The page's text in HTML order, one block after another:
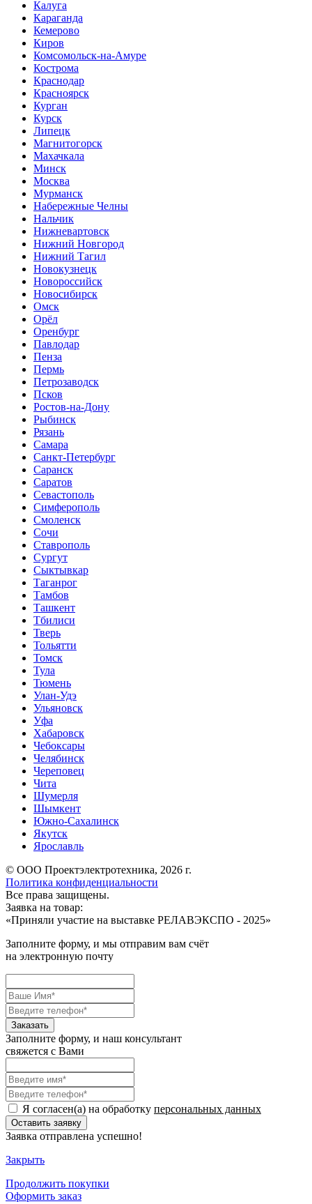
Калуга
Караганда
Кемерово
Киров
Комсомольск-на-Амуре
Кострома
Краснодар
Красноярск
Курган
Курск
Липецк
Магнитогорск
Махачкала
Минск
Москва
Мурманск
Набережные Челны
Нальчик
Нижневартовск
Нижний Новгород
Нижний Тагил
Новокузнецк
Новороссийск
Новосибирск
Омск
Орёл
Оренбург
Павлодар
Пенза
Пермь
Петрозаводск
Псков
Ростов-на-Дону
Рыбинск
Рязань
Самара
Санкт-Петербург
Саранск
Саратов
Севастополь
Симферополь
Смоленск
Сочи
Ставрополь
Сургут
Сыктывкар
Таганрог
Тамбов
Ташкент
Тбилиси
Тверь
Тольятти
Томск
Тула
Тюмень
Улан-Удэ
Ульяновск
Уфа
Хабаровск
Чебоксары
Челябинск
Череповец
Чита
Шумерля
Шымкент
Южно-Сахалинск
Якутск
Ярославль
© ООО Проектэлектротехника, 2026 г.
Политика конфиденциальности
Все права защищены.
Заявка на товар:
«Приняли участие на выставке РЕЛАВЭКСПО - 2025»
Заполните форму, и мы отправим вам счёт
на электронную почту
Заполните форму, и наш консультант
свяжется с Вами
Я согласен(а) на обработку персональных данных
Заявка отправлена успешно!
Закрыть
Продолжить покупки
Оформить заказ